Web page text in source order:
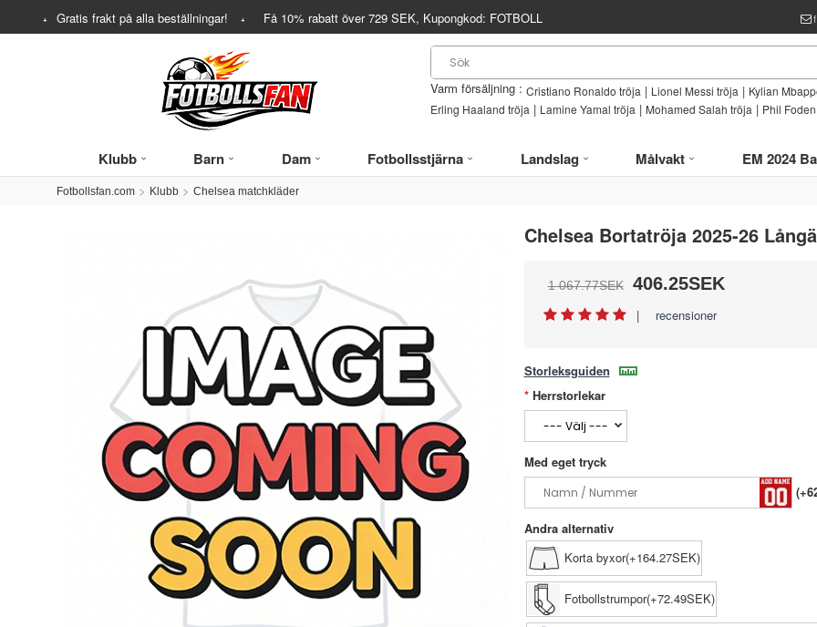
Gratis frakt på alla beställningar! Få 10% rabatt över729 SEK, Kupongkod: FOTBOLL
Varm försäljning : Cristiano Ronaldo tröja | Lionel Messi tröja | Kylian
Erling Haaland tröja | Lamine Yamal tröja | Mohamed Salah tröja | Phil
Klubb Barn Dam Fotbollsstjärna Landslag Målvakt EM 2024
Fotbollsfan.com Klubb Chelsea matchkläder
Chelsea Bortatröja 2025-26
1 067.77SEK 406.25SEK
| recensioner
Storleksguiden
Herrstorlekar
Med eget tryck
Andra alternativ
Korta byxor(+164.27SEK)
Fotbollstrumpor(+72.49SEK)